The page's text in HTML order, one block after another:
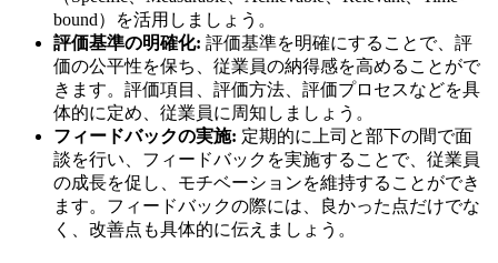
bound）を活用しましょう。
評価基準の明確化: 評価基準を明確にすることで、評
価の公平性を保ち、従業員の納得感を高めることがで
きます。評価項目、評価方法、評価プロセスなどを具
体的に定め、従業員に周知しましょう。
フィードバックの実施: 定期的に上司と部下の間で面
談を行い、フィードバックを実施することで、従業員
の成長を促し、モチベーションを維持することができ
ます。フィードバックの際には、良かった点だけでな
く、改善点も具体的に伝えましょう。